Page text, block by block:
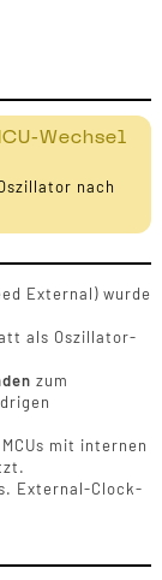
Wechsel
nach
External) wurde
als Oszillator-
zum
mit internen
External-Clock-